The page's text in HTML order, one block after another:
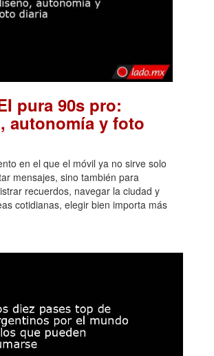
pura 90s pro:
autonomía y foto
en el que el móvil ya no sirve solo
mensajes, sino también para
recuerdos, navegar la ciudad y
cotidianas, elegir bien importa más